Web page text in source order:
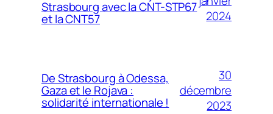
Strasbourg avec la CNT-STP67
et la CNT57
2024
De Strasbourg à Odessa,
Gaza et le Rojava :
solidarité internationale !
30
décembre
2023